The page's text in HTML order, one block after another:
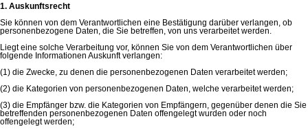
1. Auskunftsrecht
Sie können von dem Verantwortlichen eine Bestätigung darüber verlangen, ob
personenbezogene Daten, die Sie betreffen, von uns verarbeitet werden.
Liegt eine solche Verarbeitung vor, können Sie von dem Verantwortlichen über
folgende Informationen Auskunft verlangen:
(1) die Zwecke, zu denen die personenbezogenen Daten verarbeitet werden;
(2) die Kategorien von personenbezogenen Daten, welche verarbeitet werden;
(3) die Empfänger bzw. die Kategorien von Empfängern, gegenüber denen die Sie
betreffenden personenbezogenen Daten offengelegt wurden oder noch
offengelegt werden;